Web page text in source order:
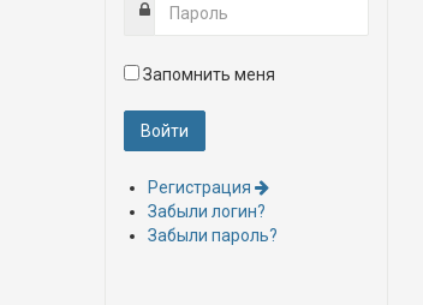
Запомнить меня
Регистрация
Забыли логин?
Забыли пароль?